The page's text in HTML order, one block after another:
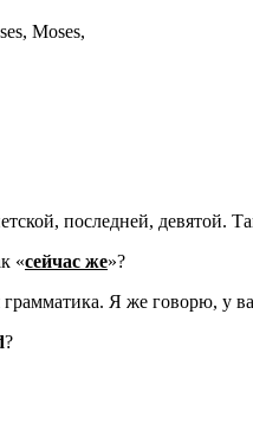
Moses,
последней, девятой.
«сейчас же»?
Я же говорю, у
?